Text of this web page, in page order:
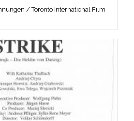
/ Toronto International Film